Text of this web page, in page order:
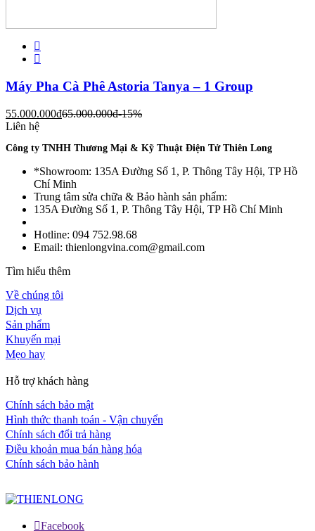
Máy Pha Cà Phê Astoria Tanya – 1 Group
55.000.000đ65.000.000đ-15%
Liên hệ
Công ty TNHH Thương Mại & Kỹ Thuật Điện Tử Thiên Long
*Showroom: 135A Đường Số 1, P. Thông Tây Hội, TP Hồ
Chí Minh
Trung tâm sửa chữa & Bảo hành sản phẩm:
135A Đường Số 1, P. Thông Tây Hội, TP Hồ Chí Minh
Hotline: 094 752.98.68
Email: thienlongvina.com@gmail.com
Tìm hiểu thêm
Về chúng tôi
Dịch vụ
Sản phẩm
Khuyến mại
Mẹo hay
Hỗ trợ khách hàng
Chính sách bảo mật
Hình thức thanh toán - Vận chuyển
Chính sách đổi trả hàng
Điều khoản mua bán hàng hóa
Chính sách bảo hành
Facebook